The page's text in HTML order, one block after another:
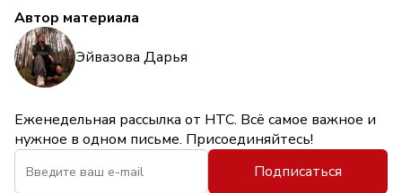
Автор материала
Эйвазова Дарья
Еженедельная рассылка от НТС. Всё самое важное и
нужное в одном письме. Присоединяйтесь!
Подписаться